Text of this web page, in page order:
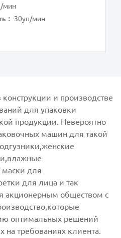
мин
： 30уп/мин
и производстве
для упаковки
продукции. Невероятно
машин для такой
маски для
для лица и так
акционерным обществом с
оптимальных решений
на требованиях клиента.